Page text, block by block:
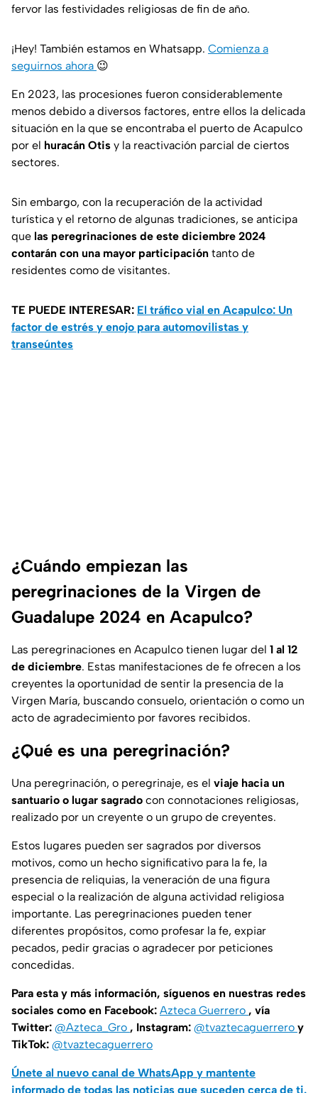
fervor las festividades religiosas de fin de año.
¡Hey! También estamos en Whatsapp. Comienza a
seguirnos ahora 😉
En 2023, las procesiones fueron considerablemente
menos debido a diversos factores, entre ellos la delicada
situación en la que se encontraba el puerto de Acapulco
por el huracán Otis y la reactivación parcial de ciertos
sectores.
Sin embargo, con la recuperación de la actividad
turística y el retorno de algunas tradiciones, se anticipa
que las peregrinaciones de este diciembre 2024
contarán con una mayor participación tanto de
residentes como de visitantes.
TE PUEDE INTERESAR: El tráfico vial en Acapulco: Un
factor de estrés y enojo para automovilistas y
transeúntes
¿Cuándo empiezan las
peregrinaciones de la Virgen de
Guadalupe 2024 en Acapulco?
Las peregrinaciones en Acapulco tienen lugar del 1 al 12
de diciembre. Estas manifestaciones de fe ofrecen a los
creyentes la oportunidad de sentir la presencia de la
Virgen María, buscando consuelo, orientación o como un
acto de agradecimiento por favores recibidos.
¿Qué es una peregrinación?
Una peregrinación, o peregrinaje, es el viaje hacia un
santuario o lugar sagrado con connotaciones religiosas,
realizado por un creyente o un grupo de creyentes.
Estos lugares pueden ser sagrados por diversos
motivos, como un hecho significativo para la fe, la
presencia de reliquias, la veneración de una figura
especial o la realización de alguna actividad religiosa
importante. Las peregrinaciones pueden tener
diferentes propósitos, como profesar la fe, expiar
pecados, pedir gracias o agradecer por peticiones
concedidas.
Para esta y más información, síguenos en nuestras redes
sociales como en Facebook: Azteca Guerrero , vía
Twitter: @Azteca_Gro , Instagram: @tvaztecaguerrero y
TikTok: @tvaztecaguerrero
Únete al nuevo canal de WhatsApp y mantente
informado de todas las noticias que suceden cerca de ti.